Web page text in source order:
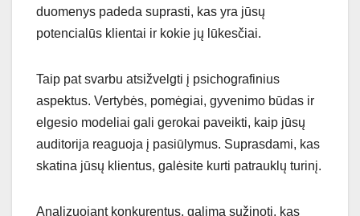
duomenys padeda suprasti, kas yra jūsų
potencialūs klientai ir kokie jų lūkesčiai.
Taip pat svarbu atsižvelgti į psichografinius
aspektus. Vertybės, pomėgiai, gyvenimo būdas ir
elgesio modeliai gali gerokai paveikti, kaip jūsų
auditorija reaguoja į pasiūlymus. Suprasdami, kas
skatina jūsų klientus, galėsite kurti patrauklų turinį.
Analizuojant konkurentus, galima sužinoti, kas